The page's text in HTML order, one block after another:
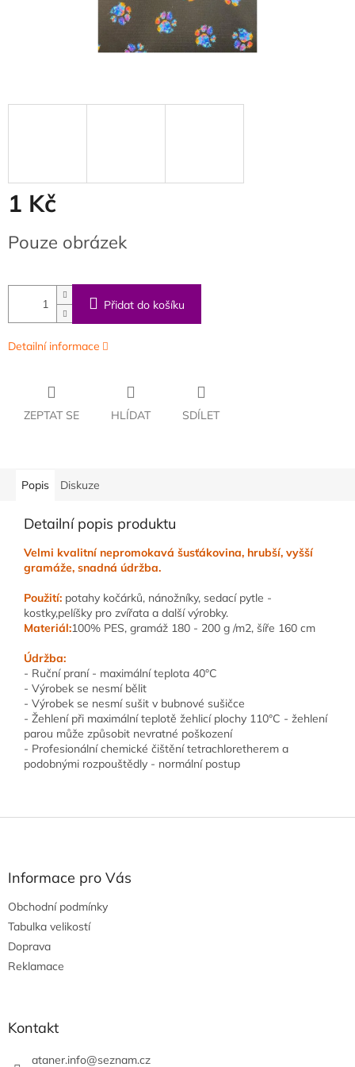
1 Kč
cena:
Pouze obrázek
Přidat do košíku
Detailní informace
ZEPTAT SE HLÍDAT SDÍLET
Popis Diskuze
Detailní popis produktu
Velmi kvalitní nepromokavá šusťákovina, hrubší, vyšší
gramáže, snadná údržba.
Použití: potahy kočárků, nánožníky, sedací pytle -
kostky,pelíšky pro zvířata a další výrobky.
Materiál:100% PES, gramáž 180 - 200 g /m2, šíře 160 cm
Údržba:
- Ruční praní - maximální teplota 40°C
- Výrobek se nesmí bělit
- Výrobek se nesmí sušit v bubnové sušičce
- Žehlení při maximální teplotě žehlicí plochy 110°C - žehlení
parou může způsobit nevratné poškození
- Profesionální chemické čištění tetrachloretherem a
podobnými rozpouštědly - normální postup
Informace pro Vás
Obchodní podmínky
Tabulka velikostí
Doprava
Reklamace
Kontakt
ataner.info@seznam.cz